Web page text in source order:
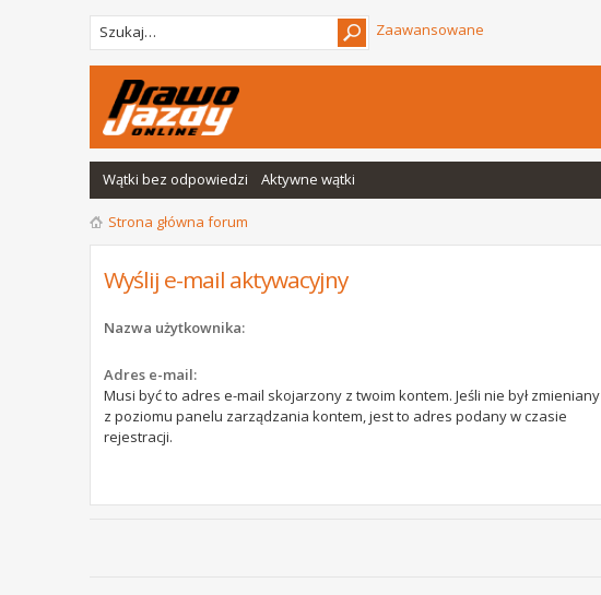
Zaawansowane
Wątki bez odpowiedzi Aktywne wątki
Strona główna forum
Wyślij e-mail aktywacyjny
Nazwa użytkownika:
Adres e-mail:
Musi być to adres e-mail skojarzony z twoim kontem. Jeśli nie był zmieniany
z poziomu panelu zarządzania kontem, jest to adres podany w czasie
rejestracji.